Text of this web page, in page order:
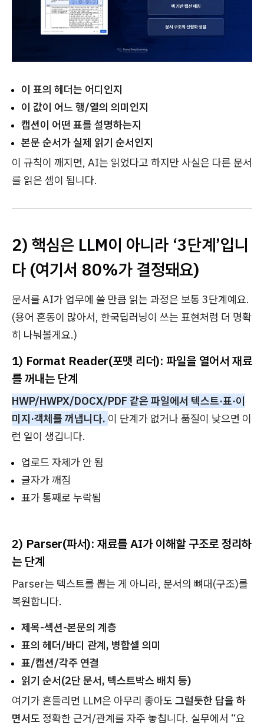
이 표의 헤더는 어디인지
이 값이 어느 행/열의 의미인지
캡션이 어떤 표를 설명하는지
본문 순서가 실제 읽기 순서인지
이 규칙이 깨지면, AI는 읽었다고 하지만 사실은 다른 문서
를 읽은 셈이 됩니다.
2) 핵심은 LLM이 아니라 ‘3단계’입니
다 (여기서 80%가 결정돼요)
문서를 AI가 업무에 쓸 만큼 읽는 과정은 보통 3단계예요.
(용어 혼동이 많아서, 한국딥러닝이 쓰는 표현처럼 더 명확
히 나눠볼게요.)
1) Format Reader(포맷 리더): 파일을 열어서 재료
를 꺼내는 단계
HWP/HWPX/DOCX/PDF 같은 파일에서 텍스트·표·이
미지·객체를 꺼냅니다. 이 단계가 없거나 품질이 낮으면 이
런 일이 생깁니다.
업로드 자체가 안 됨
글자가 깨짐
표가 통째로 누락됨
2) Parser(파서): 재료를 AI가 이해할 구조로 정리하
는 단계
Parser는 텍스트를 뽑는 게 아니라, 문서의 뼈대(구조)를
복원합니다.
제목-섹션-본문의 계층
표의 헤더/바디 관계, 병합셀 의미
표/캡션/각주 연결
읽기 순서(2단 문서, 텍스트박스 배치 등)
여기가 흔들리면 LLM은 아무리 좋아도 그럴듯한 답을 하
면서도 정확한 근거/관계를 자주 놓칩니다. 실무에서 “요